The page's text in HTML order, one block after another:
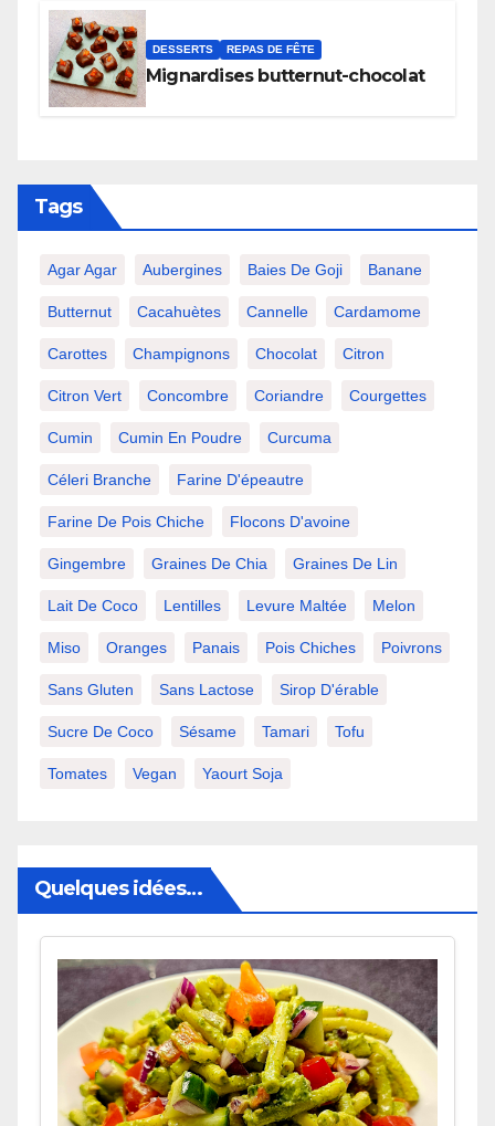
DESSERTS REPAS DE FÊTE
Mignardises butternut-chocolat
Tags
Agar Agar Aubergines Baies De Goji Banane
Butternut Cacahuètes Cannelle Cardamome
Carottes Champignons Chocolat Citron
Citron Vert Concombre Coriandre Courgettes
Cumin Cumin En Poudre Curcuma
Céleri Branche Farine D'épeautre
Farine De Pois Chiche Flocons D'avoine
Gingembre Graines De Chia Graines De Lin
Lait De Coco Lentilles Levure Maltée Melon
Miso Oranges Panais Pois Chiches Poivrons
Sans Gluten Sans Lactose Sirop D'érable
Sucre De Coco Sésame Tamari Tofu
Tomates Vegan Yaourt Soja
Quelques idées…